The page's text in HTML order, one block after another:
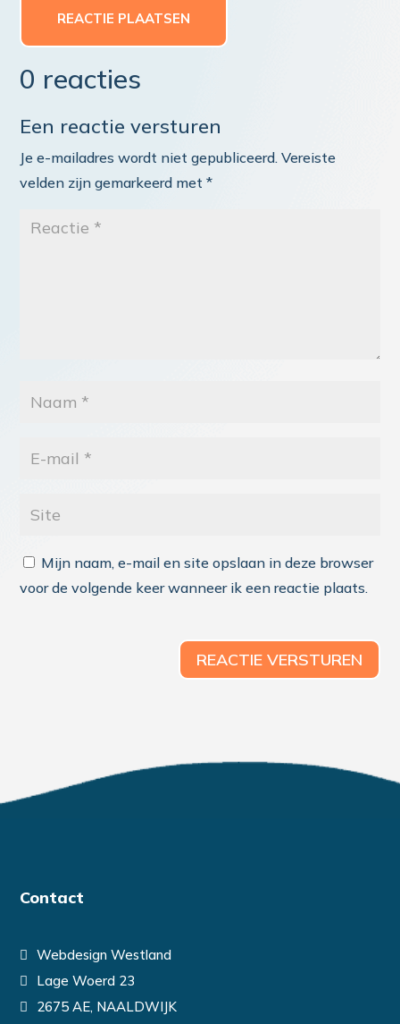
REACTIE PLAATSEN
0 reacties
Een reactie versturen
Je e-mailadres wordt niet gepubliceerd. Vereiste
velden zijn gemarkeerd met*
Mijn naam, e-mail en site opslaan in deze browser
voor de volgende keer wanneer ik een reactie plaats.
REACTIE VERSTUREN
Contact
Webdesign Westland
Lage Woerd 23
2675 AE, NAALDWIJK